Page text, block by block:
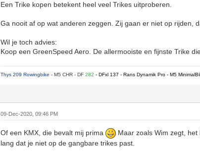
Een Trike kopen betekent heel veel Trikes uitproberen.
Ga nooit af op wat anderen zeggen. Zij gaan er niet op rijden,
Wil je toch advies:
Koop een GreenSpeed Aero. De allermooiste en fijnste Trike
Thys 209 Rowingbike- M5 CHR - DF282- DFxl 137 - Rans Dynamik Pro - M5
09-Dec-2020, 09:46 PM
Of een KMX, die bevalt mij prima
Maar zoals Wim zegt,
lang dat je niet op de gangbare trikes past.